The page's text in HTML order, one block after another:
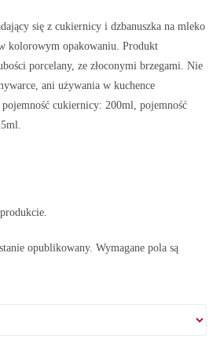
się z cukiernicy i dzbanuszka na mleko
kolorowym opakowaniu. Produkt
porcelany, ze złoconymi brzegami. Nie
ani używania w kuchence
cukiernicy: 200ml, pojemność
opublikowany. Wymagane pola są